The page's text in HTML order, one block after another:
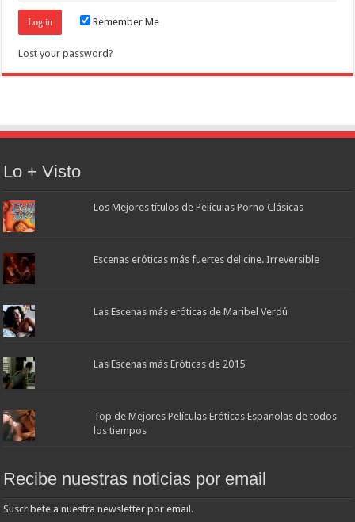
Remember Me
Lost your password?
Lo + Visto
Los Mejores títulos de Películas Porno Clásicas
Escenas eróticas más fuertes del cine. Irreversible
Las Escenas más eróticas de Maribel Verdú
Las Escenas más Eróticas de 2015
Top de Mejores Películas Eróticas Españolas de todos
los tiempos
Recibe nuestras noticias por email
Suscribete a nuestra newsletter por email.